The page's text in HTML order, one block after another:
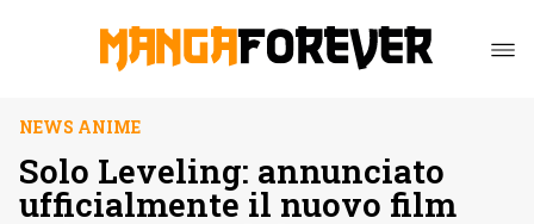
NEWS ANIME
Solo Leveling: annunciato
ufficialmente il nuovo film